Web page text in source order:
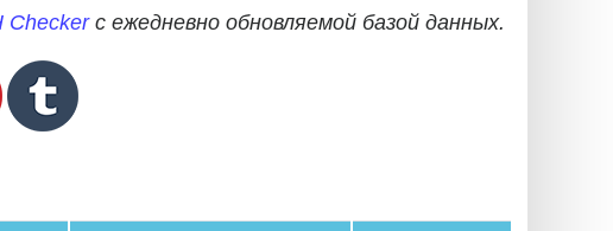
с ежедневно обновляемой базой данных.